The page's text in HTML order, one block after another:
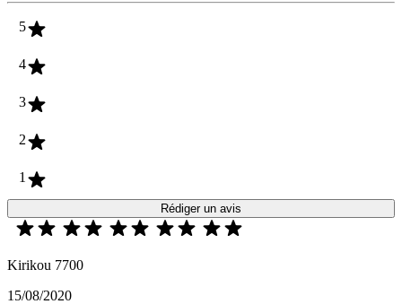
5
4
3
2
1
Rédiger un avis
Kirikou 7700
15/08/2020